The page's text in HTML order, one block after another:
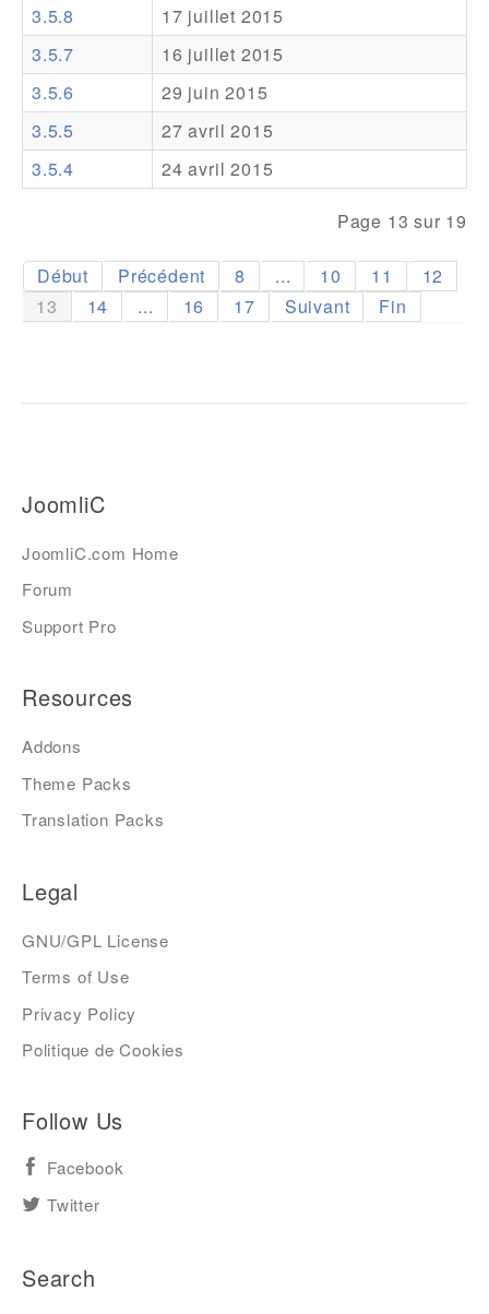
Support
Forum
3.5.8
17 juillet 2015
3.5.7
16 juillet 2015
3.5.6
29 juin 2015
3.5.5
27 avril 2015
3.5.4
24 avril 2015
Page 13 sur 19
Début Précédent 8 ... 10 11
12
13
14 ... 16 17 Suivant Fin
JoomliC
JoomliC.com Home
Forum
Support Pro
Resources
Addons
Theme Packs
Translation Packs
Legal
GNU/GPL License
Terms of Use
Privacy Policy
Politique de Cookies
Follow Us
Facebook
Twitter
Search